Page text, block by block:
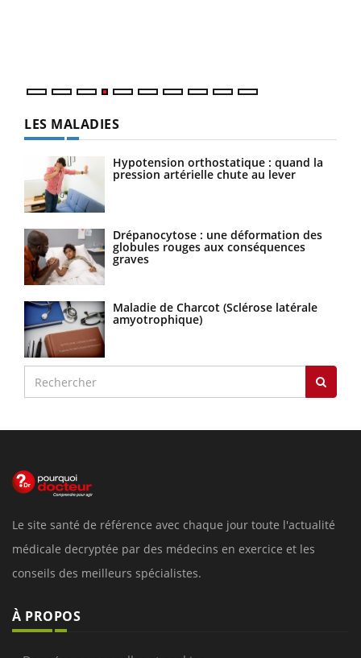
LES MALADIES
Hypotension orthostatique : quand la
pression artérielle chute au lever
Drépanocytose : une déformation des
globules rouges aux conséquences
graves
Maladie de Charcot (Sclérose latérale
amyotrophique)
Le site santé de référence avec chaque jour toute l'actualité
médicale decryptée par des médecins en exercice et les
conseils des meilleurs spécialistes.
À PROPOS